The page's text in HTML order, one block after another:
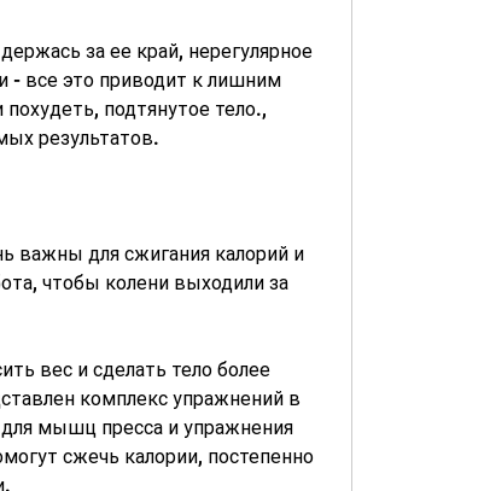
за ее край, нерегулярное
- все это приводит к лишним
подтянутое тело.,
результатов.
важны для сжигания калорий и
чтобы колени выходили за
вес и сделать тело более
комплекс упражнений в
мышц пресса и упражнения
сжечь калории, постепенно